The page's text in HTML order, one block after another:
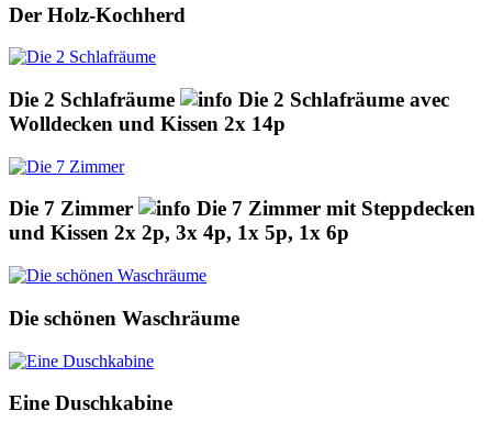
Der Holz-Kochherd
Die 2 Schlafräume
Die 2 Schlafräume avec
Wolldecken und Kissen 2x 14p
Die 7 Zimmer
Die 7 Zimmer mit Steppdecken
und Kissen 2x 2p, 3x 4p, 1x 5p, 1x 6p
Die schönen Waschräume
Eine Duschkabine